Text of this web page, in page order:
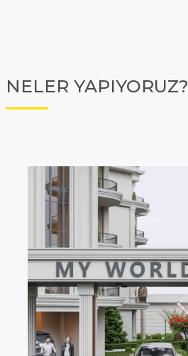
NELER YAPIYORUZ?